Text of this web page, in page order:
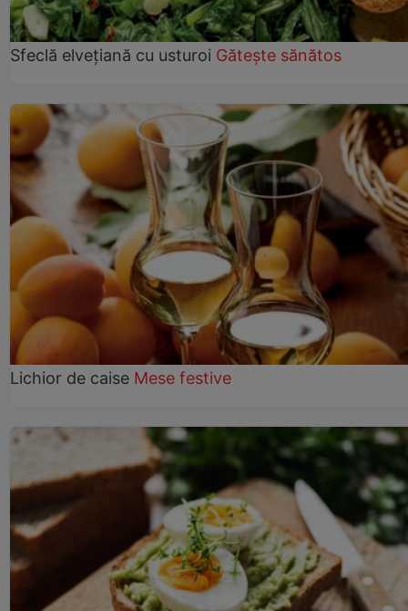
Sfeclă elvețiană cu usturoi Gătește sănătos
Lichior de caise Mese festive